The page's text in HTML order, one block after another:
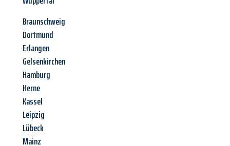
Braunschweig
Dortmund
Erlangen
Gelsenkirchen
Hamburg
Herne
Kassel
Leipzig
Lübeck
Mainz